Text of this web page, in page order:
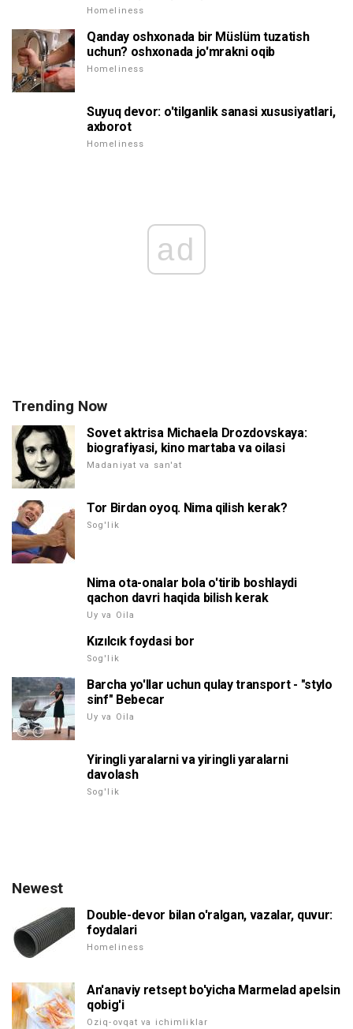
Homeliness
Qanday oshxonada bir Müslüm tuzatish
uchun? oshxonada jo'mrakni oqib
Homeliness
Suyuq devor: o'tilganlik sanasi xususiyatlari,
axborot
Homeliness
ad
Trending Now
Sovet aktrisa Michaela Drozdovskaya:
biografiyasi, kino martaba va oilasi
Madaniyat va san'at
Tor Birdan oyoq. Nima qilish kerak?
Sog'lik
Nima ota-onalar bola o'tirib boshlaydi
qachon davri haqida bilish kerak
Uy va Oila
Kızılcık foydasi bor
Sog'lik
Barcha yo'llar uchun qulay transport - "stylo
sinf" Bebecar
Uy va Oila
Yiringli yaralarni va yiringli yaralarni
davolash
Sog'lik
Newest
Double-devor bilan o'ralgan, vazalar, quvur:
foydalari
Homeliness
An'anaviy retsept bo'yicha Marmelad apelsin
qobig'i
Oziq-ovqat va ichimliklar